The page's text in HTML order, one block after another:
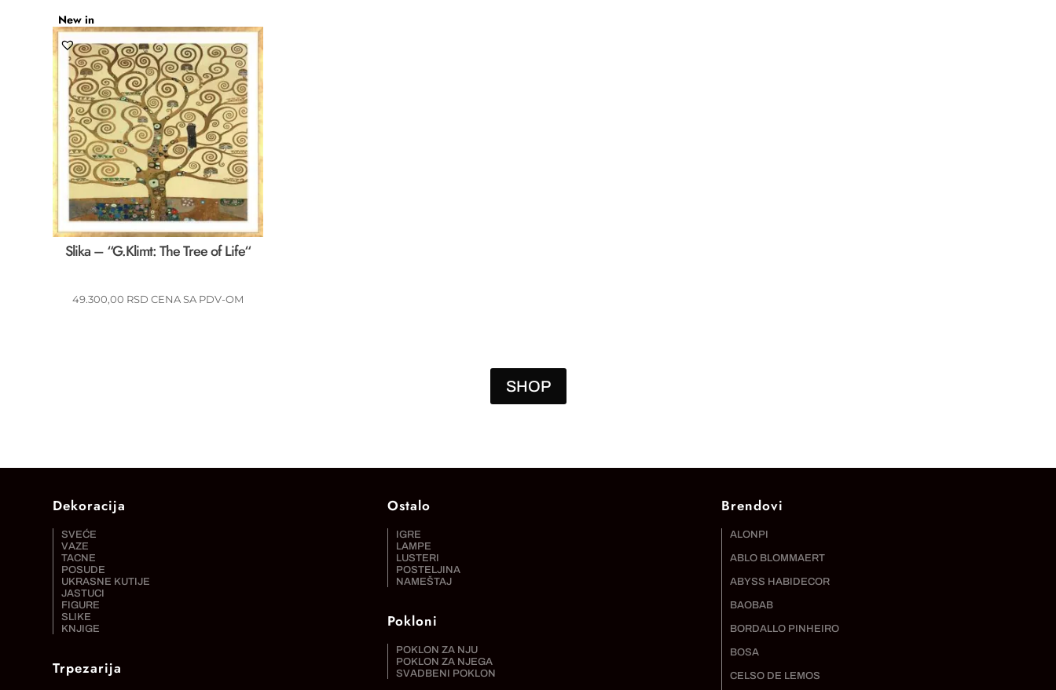
New in
Slika – “G.Klimt: The Tree of Life“
49.300,00 RSD CENA SA PDV-OM
SHOP
Dekoracija
SVEĆE
VAZE
TACNE
POSUDE
UKRASNE KUTIJE
JASTUCI
FIGURE
SLIKE
KNJIGE
Trpezarija
Ostalo
IGRE
LAMPE
LUSTERI
POSTELJINA
NAMEŠTAJ
Pokloni
POKLON ZA NJU
POKLON ZA NJEGA
SVADBENI POKLON
Brendovi
ALONPI
ABLO BLOMMAERT
ABYSS HABIDECOR
BAOBAB
BORDALLO PINHEIRO
BOSA
CELSO DE LEMOS